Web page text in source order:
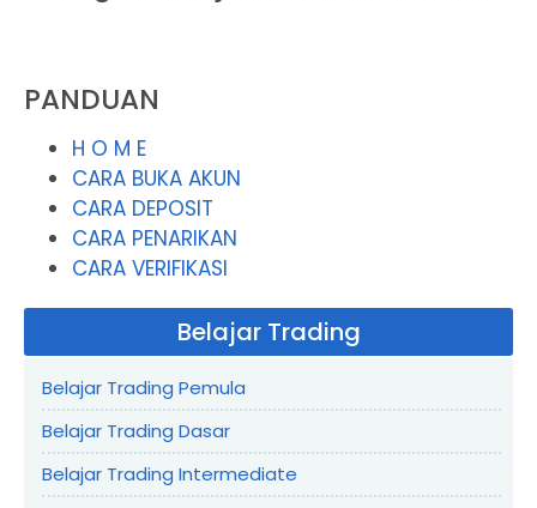
PANDUAN
H O M E
CARA BUKA AKUN
CARA DEPOSIT
CARA PENARIKAN
CARA VERIFIKASI
Belajar Trading
Belajar Trading Pemula
Belajar Trading Dasar
Belajar Trading Intermediate